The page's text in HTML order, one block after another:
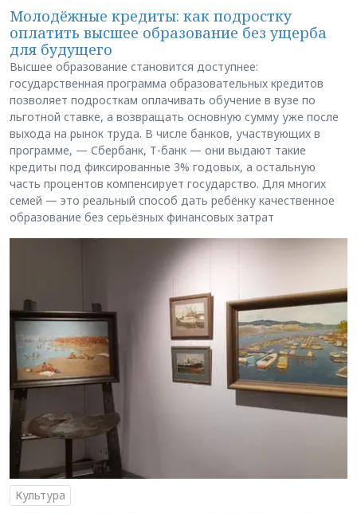
Молодёжные кредиты: как подростку
оплатить высшее образование без ущерба
для будущего
Высшее образование становится доступнее:
государственная программа образовательных кредитов
позволяет подросткам оплачивать обучение в вузе по
льготной ставке, а возвращать основную сумму уже после
выхода на рынок труда. В числе банков, участвующих в
программе, — Сбербанк, Т-банк — они выдают такие
кредиты под фиксированные 3% годовых, а остальную
часть процентов компенсирует государство. Для многих
семей — это реальный способ дать ребёнку качественное
образование без серьёзных финансовых затрат
Культура